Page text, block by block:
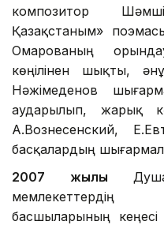
композитор
Қазақстаным»
Омарованың
көңілінен шықты,
Нәжімеденов
аударылып, жарық
А.Вознесенский,
басқалардың
2007 жылы
басшыларының